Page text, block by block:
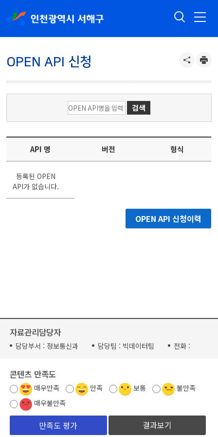
OPEN API 신청
API 명 버전 형식
등록된 OPEN
API가 없습니다.
OPEN API 신청이력
자료관리담당자
담당부서 : 정보통신과 담당팀 : 빅데이터팀 전화 :
콘텐츠 만족도
매우만족 만족 보통
불만족
매우불만족
결과보기